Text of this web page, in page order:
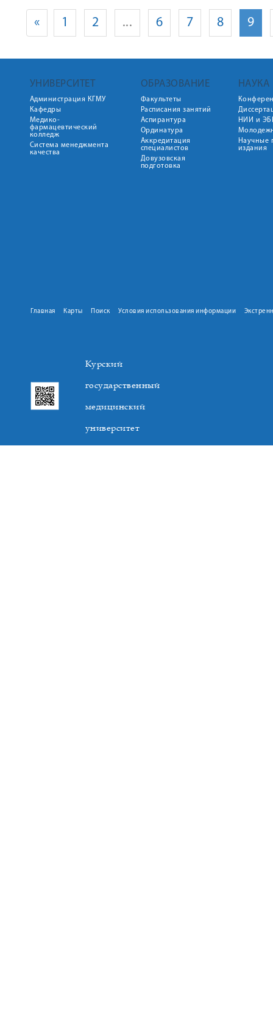
« 1 2 ... 6 7 8 9
УНИВЕРСИТЕТ
Администрация КГМУ
Кафедры
Медико-
фармацевтический
колледж
Система менеджмента
качества
ОБРАЗОВАНИЕ
Факультеты
Расписания занятий
Аспирантура
Ординатура
Аккредитация
специалистов
Довузовская
подготовка
НАУКА
НИИ и
Научные
издания
Главная Карты Поиск Условия использования информации
Курский
государственный
медицинский
университет